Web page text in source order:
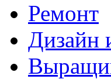
Ремонт
Дизайн